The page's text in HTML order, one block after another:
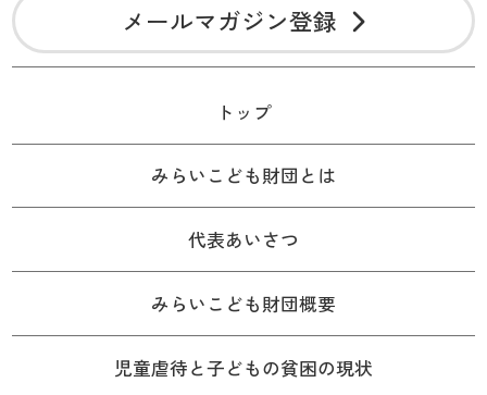
メールマガジン登録
トップ
みらいこども財団とは
代表あいさつ
みらいこども財団概要
児童虐待と子どもの貧困の現状